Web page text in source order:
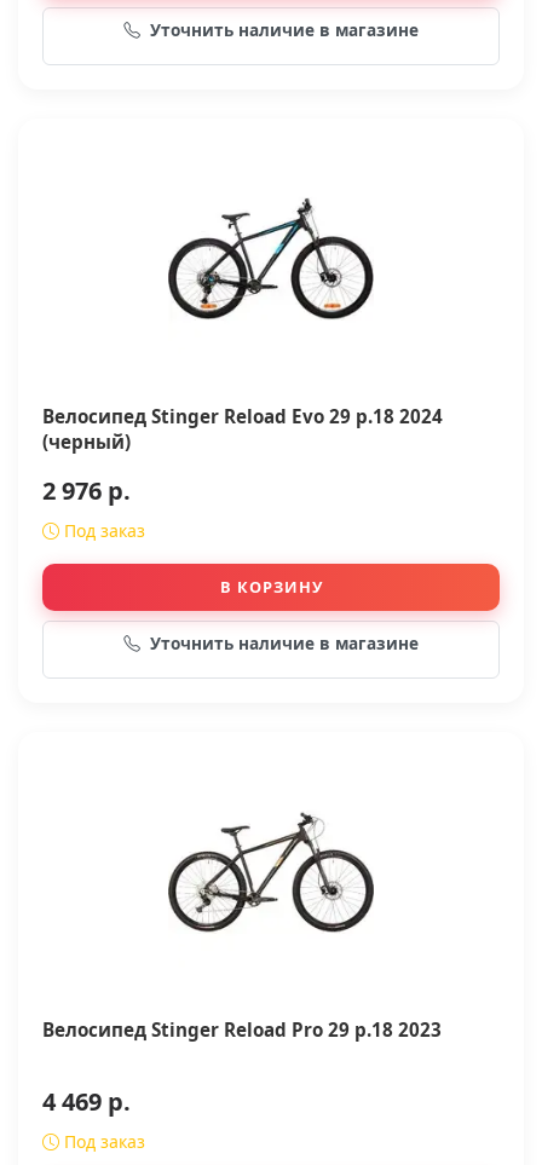
Уточнить наличие в магазине
Велосипед Stinger Reload Evo 29 р.18 2024
(черный)
2 976 р.
Под заказ
В КОРЗИНУ
Уточнить наличие в магазине
Велосипед Stinger Reload Pro 29 р.18 2023
4 469 р.
Под заказ